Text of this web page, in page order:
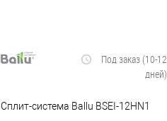
Под заказ (10-12
дней)
Сплит-система Ballu BSEI-12HN1